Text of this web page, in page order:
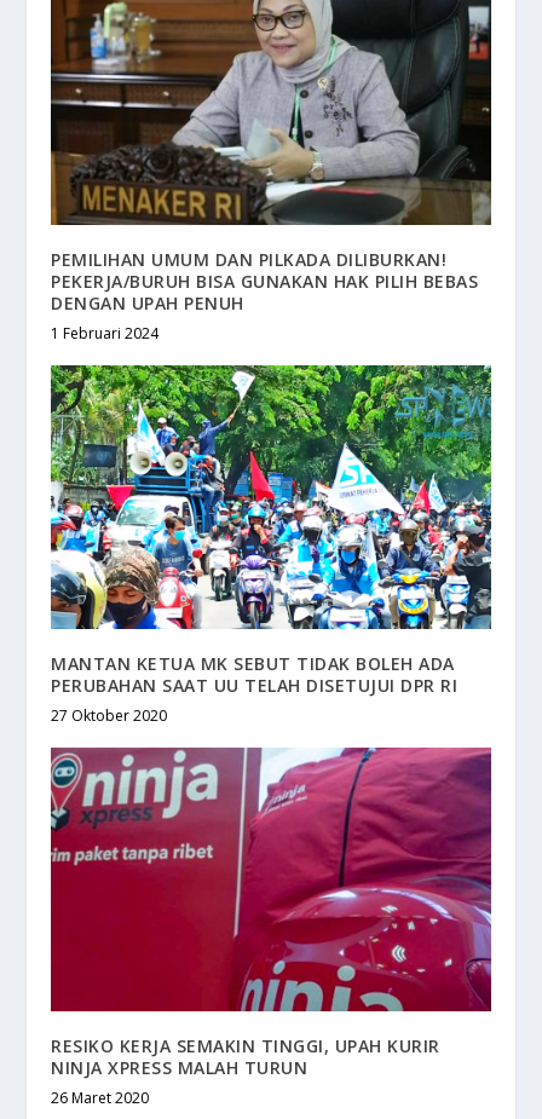
PEMILIHAN UMUM DAN PILKADA DILIBURKAN!
PEKERJA/BURUH BISA GUNAKAN HAK PILIH BEBAS
DENGAN UPAH PENUH
1 Februari 2024
MANTAN KETUA MK SEBUT TIDAK BOLEH ADA
PERUBAHAN SAAT UU TELAH DISETUJUI DPR RI
27 Oktober 2020
RESIKO KERJA SEMAKIN TINGGI, UPAH KURIR
NINJA XPRESS MALAH TURUN
26 Maret 2020